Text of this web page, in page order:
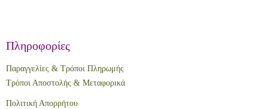
Πληροφορίες
Παραγγελίες & Τρόποι Πληρωμής
Τρόποι Αποστολής & Μεταφορικά
Πολιτική Απορρήτου